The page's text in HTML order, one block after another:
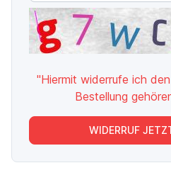
"Hiermit widerrufe ich
Bestellung
WIDERRUF